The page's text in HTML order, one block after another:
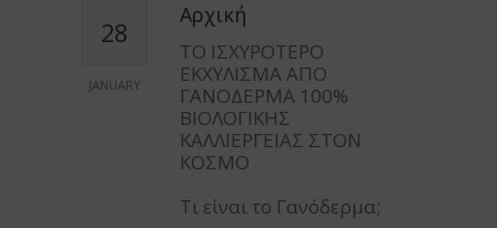
28
JANUARY
Αρχική
ΤΟ ΙΣΧΥΡΟΤΕΡΟ
ΕΚΧΥΛΙΣΜΑ ΑΠΟ
ΓΑΝΟΔΕΡΜΑ 100%
ΒΙΟΛΟΓΙΚΗΣ
ΚΑΛΛΙΕΡΓΕΙΑΣ ΣΤΟΝ
ΚΟΣΜΟ
Τι είναι το Γανόδερμα;